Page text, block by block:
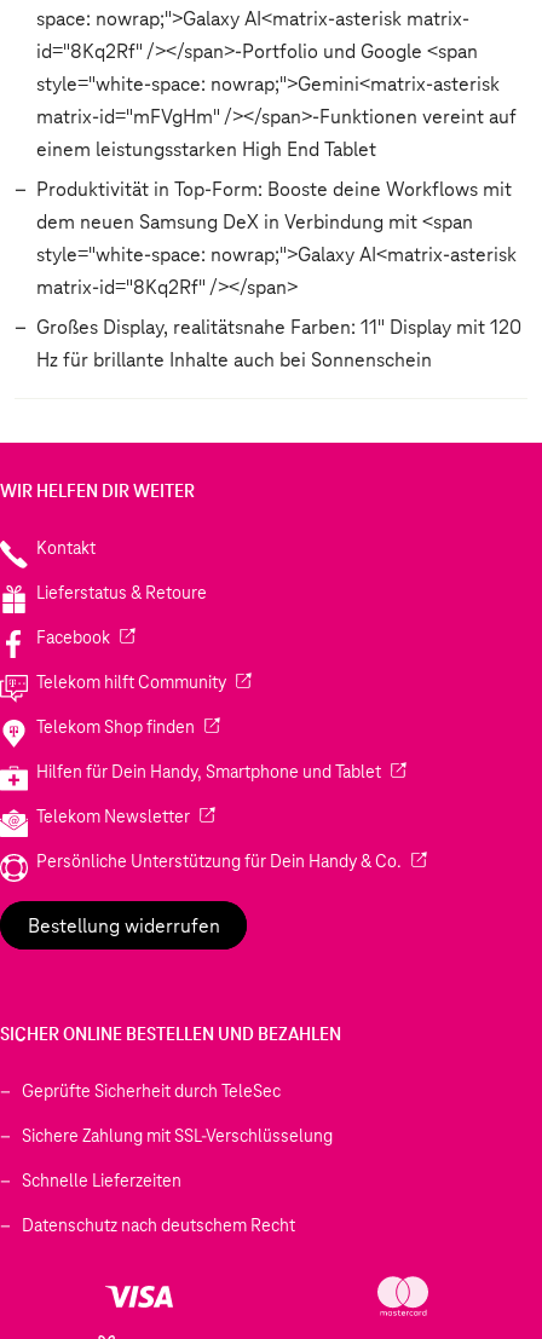
space: nowrap;">Galaxy AI<matrix-asterisk matrix-
id="8Kq2Rf" /></span>-Portfolio und Google <span
style="white-space: nowrap;">Gemini<matrix-asterisk
matrix-id="mFVgHm" /></span>-Funktionen vereint auf
einem leistungsstarken High End Tablet
Produktivität in Top-Form: Booste deine Workflows mit
dem neuen Samsung DeX in Verbindung mit <span
style="white-space: nowrap;">Galaxy AI<matrix-asterisk
matrix-id="8Kq2Rf" /></span>
Großes Display, realitätsnahe Farben: 11" Display mit 120
Hz für brillante Inhalte auch bei Sonnenschein
WIR HELFEN DIR WEITER
Kontakt
Lieferstatus & Retoure
Facebook(Wird in einem neuen Tab geöffnet)
Telekom hilft Community(Wird in einem neuen Tab geöffnet)
Telekom Shop finden (Wird in einem neuen Tab geöffnet)
Hilfen für Dein Handy, Smartphone und Tablet(Wird in einem
Telekom Newsletter(Wird in einem neuen Tab geöffnet)
Persönliche Unterstützung für Dein Handy & Co. (Wird in einem
Bestellung widerrufen
SICHER ONLINE BESTELLEN UND BEZAHLEN
Geprüfte Sicherheit durch TeleSec
Sichere Zahlung mit SSL-Verschlüsselung
Schnelle Lieferzeiten
Datenschutz nach deutschem Recht